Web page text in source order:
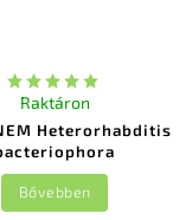
Heterorhabditis
Raktáron
Bővebben